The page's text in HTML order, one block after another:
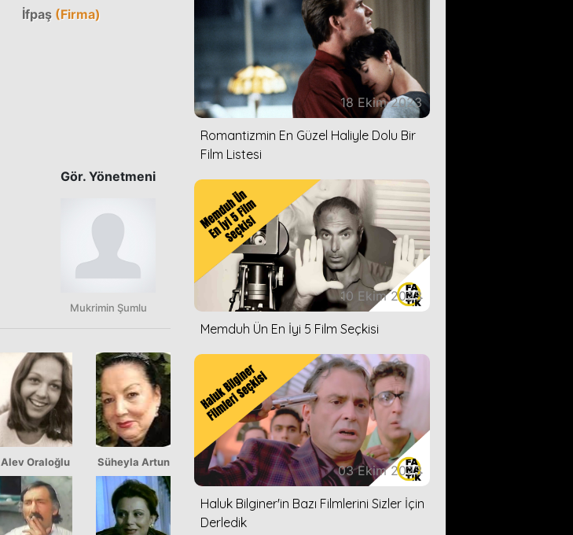
İfpaş (Firma)
Gör. Yönetmeni
Mukrimin Şumlu
Alev Oraloğlu Süheyla Artun
18 Ekim 2023
Romantizmin En Güzel Haliyle Dolu Bir
Film Listesi
10 Ekim 2023
Memduh Ün En İyi 5 Film Seçkisi
03 Ekim 2023
Haluk Bilginer'in Bazı Filmlerini Sizler İçin
Derledik